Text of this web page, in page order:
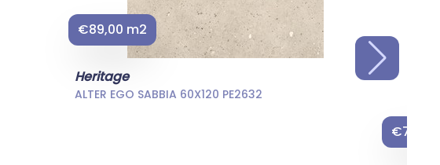
€89,00 m2
Heritage
ALTER EGO SABBIA 60X120 PE2632